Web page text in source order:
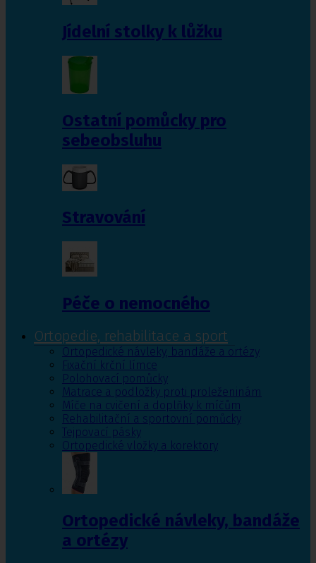
Jídelní stolky k lůžku
Ostatní pomůcky pro
sebeobsluhu
Stravování
Péče o nemocného
Ortopedie, rehabilitace a sport
Ortopedické návleky, bandáže a ortézy
Fixační krční límce
Polohovací pomůcky
Matrace a podložky proti proleženinám
Míče na cvičení a doplňky k míčům
Rehabilitační a sportovní pomůcky
Tejpovací pásky
Ortopedické vložky a korektory
Ortopedické návleky, bandáže
a ortézy